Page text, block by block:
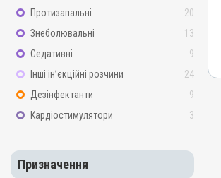
Протизапальні
20
Знеболювальні
13
Седативні
9
Інші ін’єкційні розчини
24
Дезінфектанти
9
Кардіостимулятори
3
Призначення